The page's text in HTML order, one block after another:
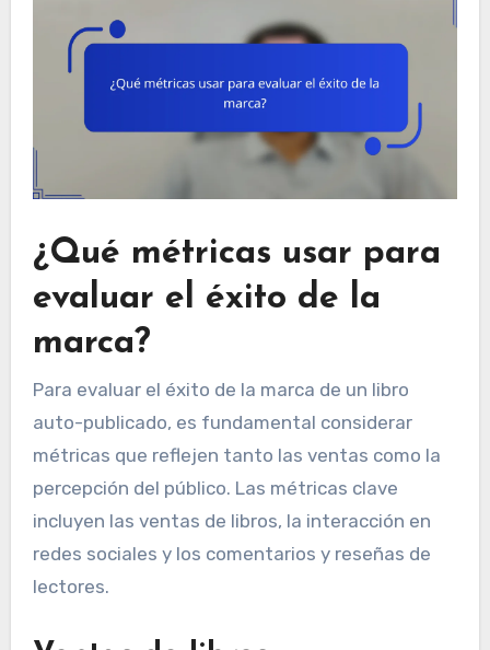
¿Qué métricas usar para
evaluar el éxito de la
marca?
Para evaluar el éxito de la marca de un libro
auto-publicado, es fundamental considerar
métricas que reflejen tanto las ventas como la
percepción del público. Las métricas clave
incluyen las ventas de libros, la interacción en
redes sociales y los comentarios y reseñas de
lectores.